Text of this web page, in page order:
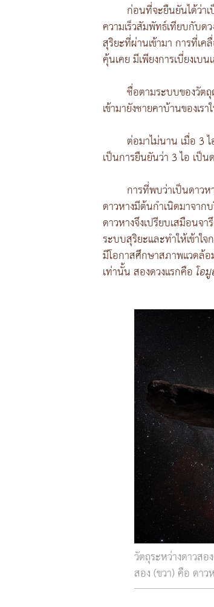
ก่อนที่จะยืนยันได้ว่าเ
ความเร็วสัมพัทธ์เทียบกับด
สุริยะที่ผ่านเข้ามา การที่เค
คุ้นเคย มีเพียงการเบี่ยงเบ
ชื่อตามระบบของวัต
เข้ามายังชายคาบ้านของเร
ต่อมาไม่นาน เมื่อ 3
เป็นการยืนยันว่า 3 ไอ เป็น
การที่พบว่าเป็นดาว
ดาวหางมีต้นกำเนิดมาจา
ดาวหางจึงเปรียบเสมือนจ
ระบบสุริยะและทำให้เข้าใ
มีโอกาสศึกษาสภาพแวดล้
เท่านั้น สองดวงแรกคือ โอ
วัตถุระหว่างดาวส
สอง (ขวา) คือ ดา